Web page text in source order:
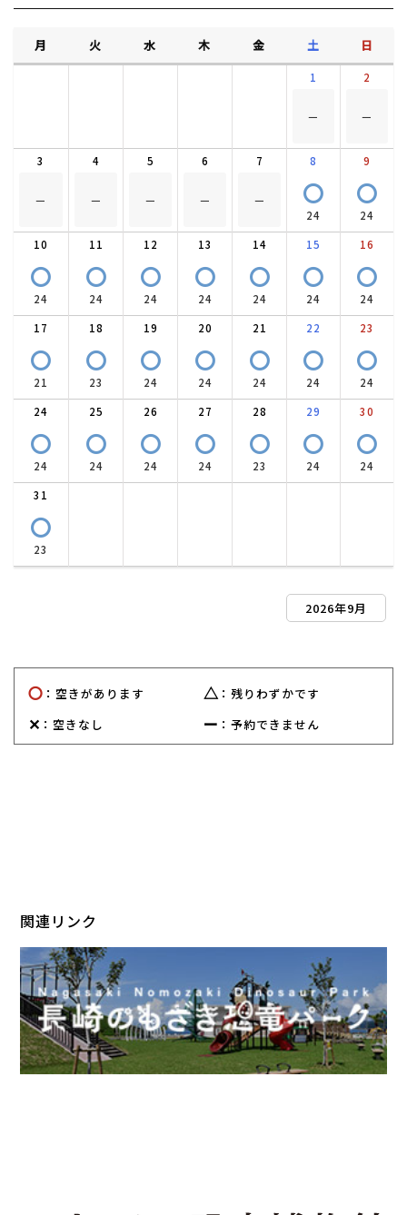
月 火 水 木 金 土 日
1
－
2
－
3
－
4
－
5
－
6
－
7
－
8
〇
24
9
〇
24
10
〇
24
11
〇
24
12
〇
24
13
〇
24
14
〇
24
15
〇
24
16
〇
24
17
〇
21
18
〇
23
19
〇
24
20
〇
24
21
〇
24
22
〇
24
23
〇
24
24
〇
24
25
〇
24
26
〇
24
27
〇
24
28
〇
23
29
〇
24
30
〇
24
31
〇
23
2026年9月
〇 ：空きがあります △ ：残りわずかです
✕ ：空きなし ー ：予約できません
関連リンク